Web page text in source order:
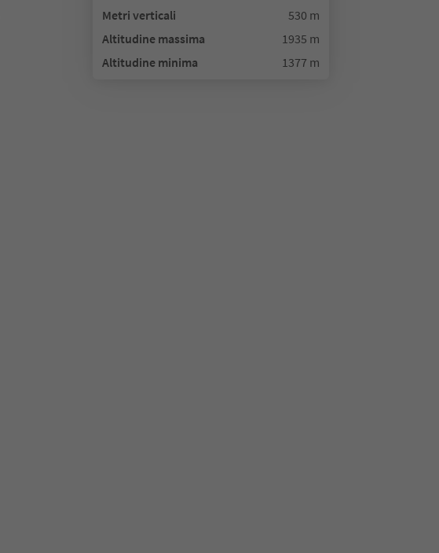
Metri verticali
530 m
Altitudine massima
1935 m
Altitudine minima
1377 m